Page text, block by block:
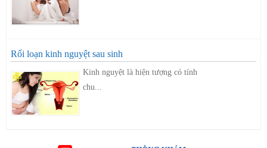
Rối loạn kinh nguyệt sau sinh
Kinh nguyệt là hiện tượng có tính
chu...